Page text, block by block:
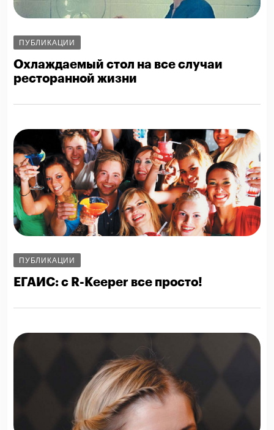
ПУБЛИКАЦИИ
Охлаждаемый стол на все случаи
ресторанной жизни
ПУБЛИКАЦИИ
ЕГАИС: с R-Keeper все просто!